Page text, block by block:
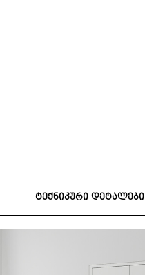
ტექნიკური დეტალები